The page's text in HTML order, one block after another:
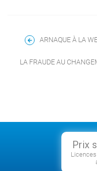
ARNAQUE À LA
LA FRAUDE AU
Prix